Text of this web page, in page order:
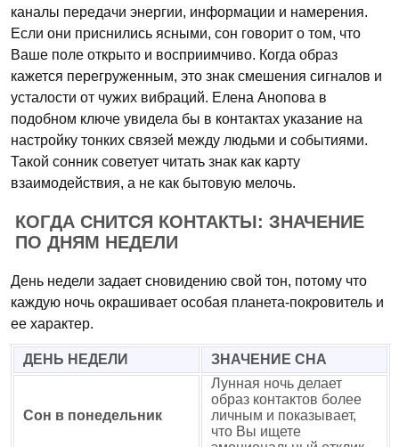
каналы передачи энергии, информации и намерения.
Если они приснились ясными, сон говорит о том, что
Ваше поле открыто и восприимчиво. Когда образ
кажется перегруженным, это знак смешения сигналов и
усталости от чужих вибраций. Елена Анопова в
подобном ключе увидела бы в контактах указание на
настройку тонких связей между людьми и событиями.
Такой сонник советует читать знак как карту
взаимодействия, а не как бытовую мелочь.
КОГДА СНИТСЯ КОНТАКТЫ: ЗНАЧЕНИЕ
ПО ДНЯМ НЕДЕЛИ
День недели задает сновидению свой тон, потому что
каждую ночь окрашивает особая планета-покровитель и
ее характер.
ДЕНЬ НЕДЕЛИ ЗНАЧЕНИЕ СНА
Сон в понедельник
Лунная ночь делает
образ контактов более
личным и показывает,
что Вы ищете